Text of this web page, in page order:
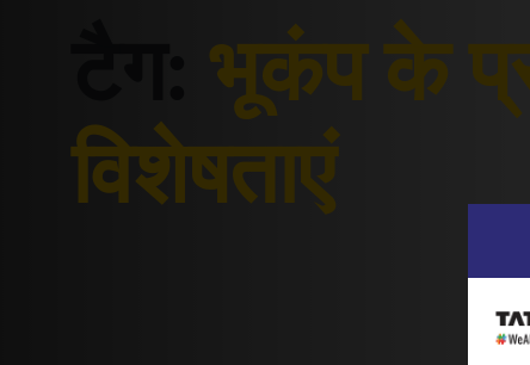
भूकंप के
विशेषताएं